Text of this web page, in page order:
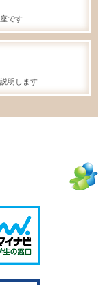
です
明します